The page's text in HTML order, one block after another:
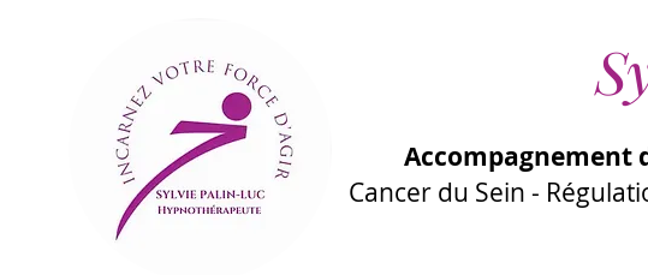
Accompagnement
Cancer du Sein -